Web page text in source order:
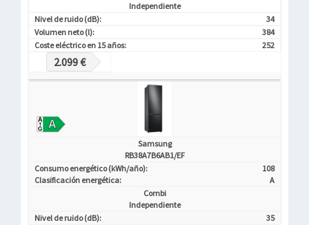
Independiente
Nivel de ruido (dB):
34
Volumen neto (l):
384
Coste eléctrico en 15 años:
252
2.099 €
Samsung
RB38A7B6AB1/EF
Consumo energético (kWh/año):
108
Clasificación energética:
A
Combi
Independiente
Nivel de ruido (dB):
35